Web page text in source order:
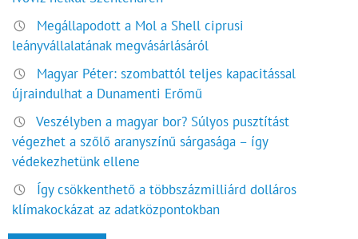
Megállapodott a Mol a Shell ciprusi
leányvállalatának megvásárlásáról
Magyar Péter: szombattól teljes kapacitással
újraindulhat a Dunamenti Erőmű
Veszélyben a magyar bor? Súlyos pusztítást
végezhet a szőlő aranyszínű sárgasága – így
védekezhetünk ellene
Így csökkenthető a többszázmilliárd dolláros
klímakockázat az adatközpontokban